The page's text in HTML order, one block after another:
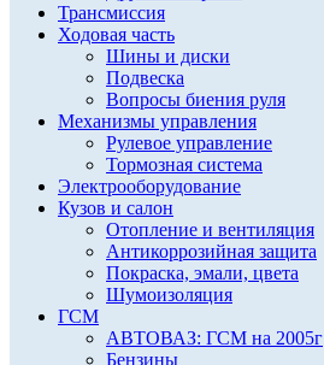
Трансмиссия
Ходовая часть
Шины и диски
Подвеска
Вопросы биения руля
Механизмы управления
Рулевое управление
Тормозная система
Электрооборудование
Кузов и салон
Отопление и вентиляция
Антикоррозийная защита
Покраска, эмали, цвета
Шумоизоляция
ГСМ
АВТОВАЗ: ГСМ на 2005г
Бензины